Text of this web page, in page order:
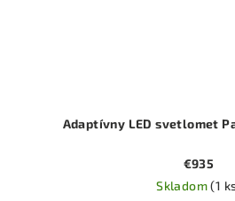
Adaptívny LED svetlomet
€935
Skladom(1